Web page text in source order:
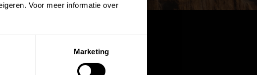
Voor meer informatie over
Marketing